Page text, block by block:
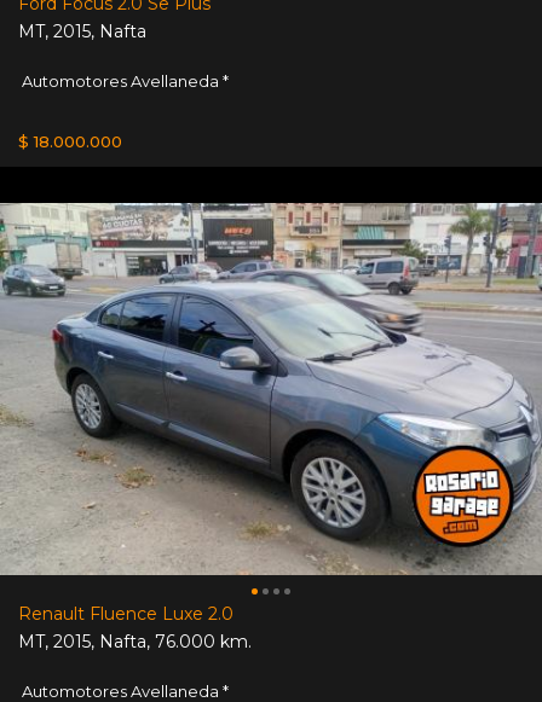
MT, 2015, Nafta
Automotores Avellaneda *
$ 18.000.000
Renault Fluence Luxe 2.0
MT, 2015, Nafta, 76.000 km.
Automotores Avellaneda *